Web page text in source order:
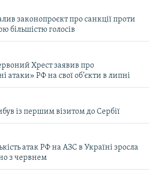
законопроєкт про санкції проти
більшістю голосів
Хрест заявив про
атаки» РФ на свої об’єкти в липні
із першим візитом до Сербії
атак РФ на АЗС в Україні зросла
з червнем